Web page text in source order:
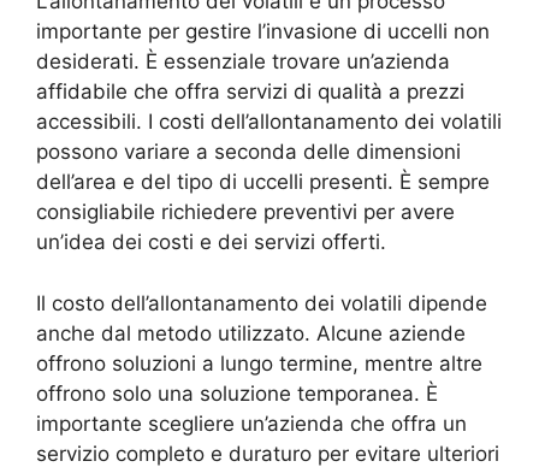
importante per gestire l’invasione di uccelli non
desiderati. È essenziale trovare un’azienda
affidabile che offra servizi di qualità a prezzi
accessibili. I costi dell’allontanamento dei volatili
possono variare a seconda delle dimensioni
dell’area e del tipo di uccelli presenti. È sempre
consigliabile richiedere preventivi per avere
un’idea dei costi e dei servizi offerti.
Il costo dell’allontanamento dei volatili dipende
anche dal metodo utilizzato. Alcune aziende
offrono soluzioni a lungo termine, mentre altre
offrono solo una soluzione temporanea. È
importante scegliere un’azienda che offra un
servizio completo e duraturo per evitare ulteriori